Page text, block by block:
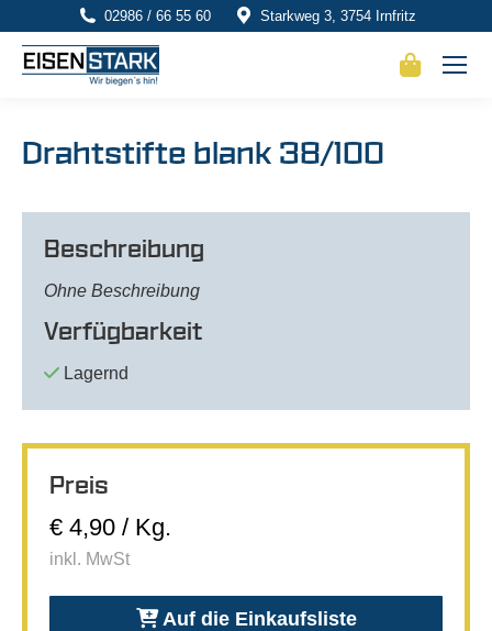
02986 / 66 55 60 Starkweg 3, 3754 Irnfritz
Drahtstifte blank 38/100
Beschreibung
Ohne Beschreibung
Verfügbarkeit
Lagernd
Preis
€ 4,90 / Kg.
inkl. MwSt
Auf die Einkaufsliste